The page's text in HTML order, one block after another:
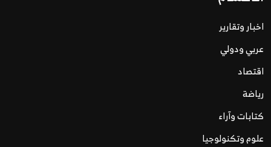
اخبار وتقارير
عربي ودولي
اقتصاد
رياضة
كتابات وآراء
علوم وتكنولوجيا